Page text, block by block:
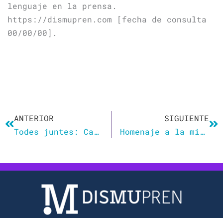
lenguaje en la prensa.
https://dismupren.com [fecha de consulta
00/00/00].
ANTERIOR
Todes juntes: Carmena, la RAE y la opresión
SIGUIENTE
Homenaje a la minoría de los gayos